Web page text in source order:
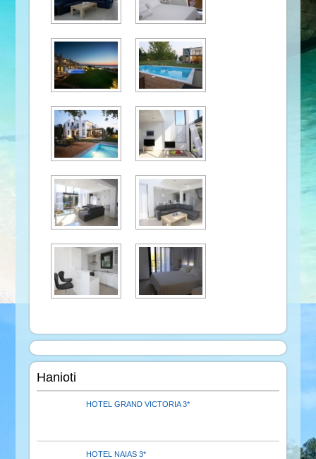
Hanioti
HOTEL GRAND VICTORIA 3*
HOTEL NAIAS 3*